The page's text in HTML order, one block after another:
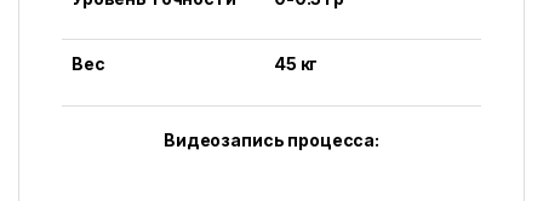
Вес 45 кг
Видеозапись процесса: